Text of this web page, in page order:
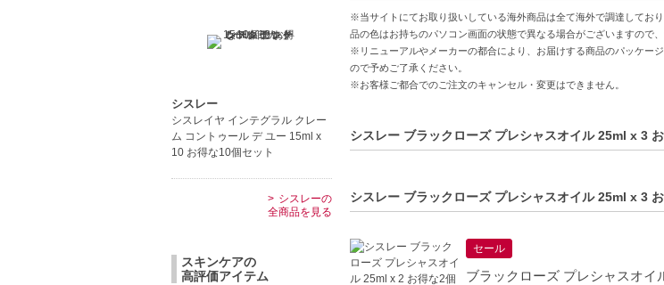
豊富なうるおい-うるおい成分が肌深く浸透し、乾燥からし
リラックスする香り-エッセンシャルオイル由来の心地よい
【こんな方へおすすめ】
肌のお手入れにこだわりがある方
中文的商品説明在這裡（中国語の商品説明はこちら）
【JAN/UPC:3473311320001】
※当サイトにてお取り扱いしている海外商品は全て海外で調達してお
品の色はお持ちのパソコン画面の状態で異なる場合がございますので、
※リニューアルやメーカーの都合により、お届けする商品のパッケー
ので予めご了承ください。
※お客様ご都合でのご注文のキャンセル・変更はできません。
シスレー ブラックローズ プレシャスオイル 25ml x 3
シスレー ブラックローズ プレシャスオイル 25ml x 3
セール
ブラックローズ プレシャスオイ
シスレー
シスレイヤ インテグラル クレー
ム コントゥール デ ユー 15ml x
10 お得な10個セット
シスレーの
全商品を見る
スキンケアの
高評価アイテム